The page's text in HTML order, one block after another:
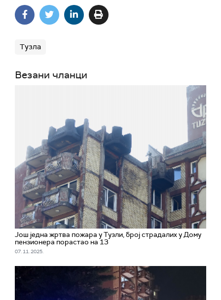
Тузла
Везани чланци
Још једна жртва пожара у Тузли, број страдалих у Дому
пензионера порастао на 13
07. 11. 2025.